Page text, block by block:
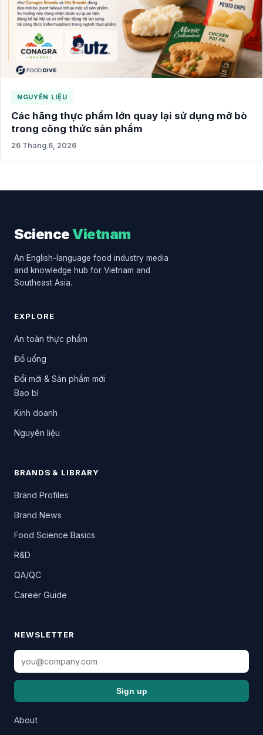
NGUYÊN LIỆU
Các hãng thực phẩm lớn quay lại sử dụng mỡ bò
trong công thức sản phẩm
26 Tháng 6, 2026
ScienceVietnam
An English-language food industry media
and knowledge hub for Vietnam and
Southeast Asia.
EXPLORE
An toàn thực phẩm
Đồ uống
Đổi mới & Sản phẩm mới
Bao bì
Kinh doanh
Nguyên liệu
BRANDS & LIBRARY
Brand Profiles
Brand News
Food Science Basics
R&D
QA/QC
Career Guide
NEWSLETTER
Sign up
About